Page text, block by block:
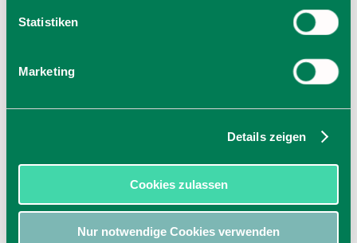
Statistiken
Marketing
Details zeigen
Cookies zulassen
Nur notwendige Cookies verwenden
Veranstalter